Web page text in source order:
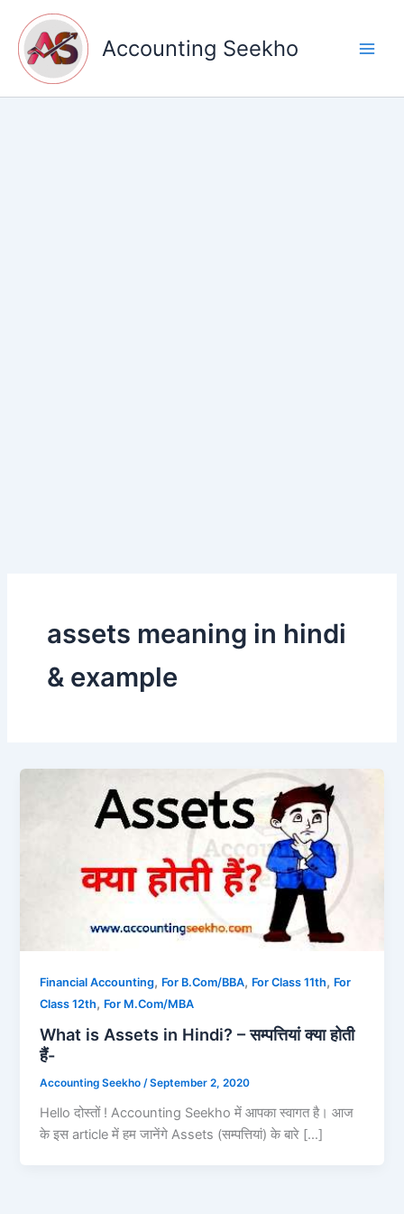
content
Accounting Seekho
assets meaning in hindi
& example
Financial Accounting, For B.Com/BBA, For Class 11th, For
Class 12th, For M.Com/MBA
What is Assets in Hindi? – सम्पत्तियां क्या होती
हैं-
Accounting Seekho/September 2, 2020
Hello दोस्तों ! Accounting Seekho में आपका स्वागत है। आज
के इस article में हम जानेंगे Assets (सम्पत्तियां) के बारे […]